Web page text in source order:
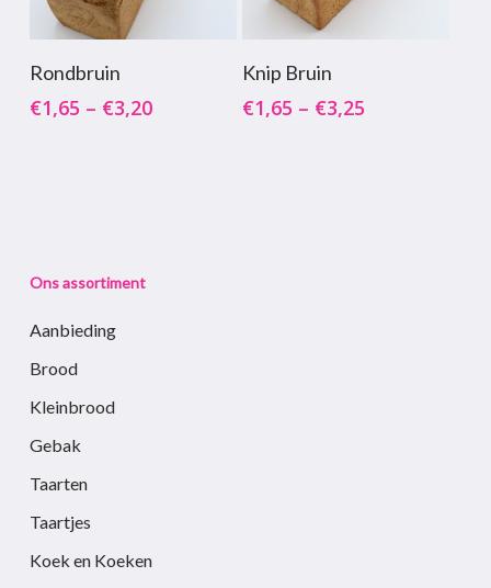
productpagina
productpagina
product
heeft
gekozen
worden
de
productpagina
Rondbruin
€1,65 – €3,20
product
heeft
Knip Bruin
€1,65 – €3,25
Ons assortiment
Aanbieding
Brood
Kleinbrood
Gebak
Taarten
Taartjes
Koek en Koeken